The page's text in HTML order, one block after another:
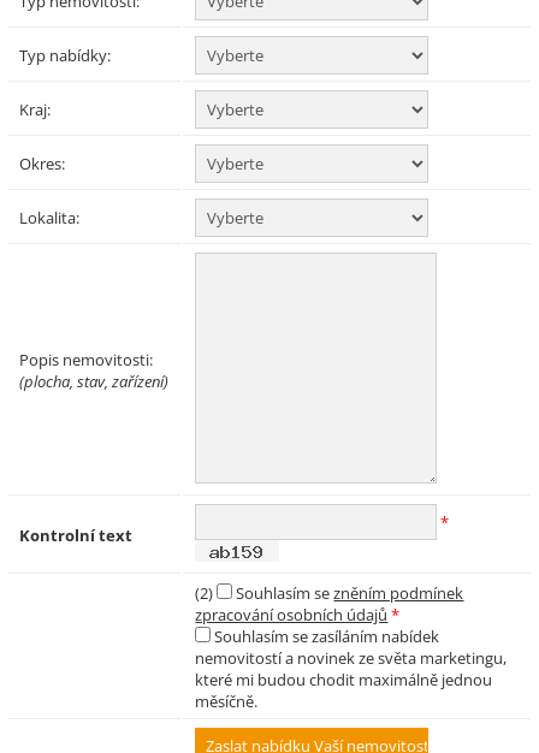
Typ nabídky:
Kraj:
Okres:
Lokalita:
Popis nemovitosti:
(plocha, stav, zařízení)
Kontrolní text
*
(2) Souhlasím sezněním podmínek
zpracování osobních údajů *
Souhlasím se zasíláním nabídek
nemovitostí a novinek ze světa marketingu,
které mi budou chodit maximálně jednou
měsíčně.